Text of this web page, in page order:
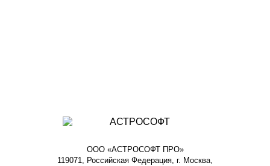
ООО «АСТРОСОФТ ПРО»
119071, Российская Федерация, г. Москва,